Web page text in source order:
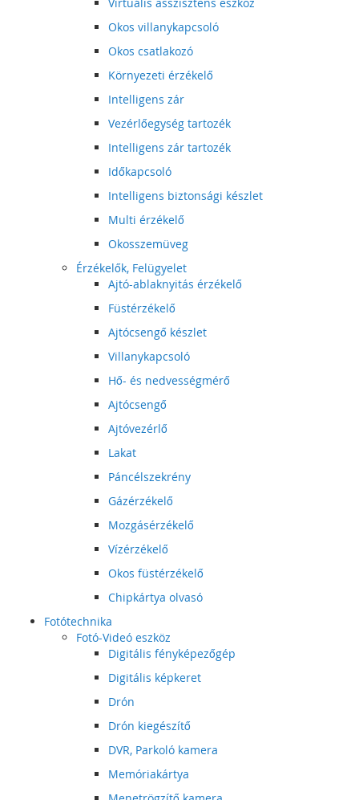
Okos villanykapcsoló
Okos csatlakozó
Környezeti érzékelő
Intelligens zár
Vezérlőegység tartozék
Intelligens zár tartozék
Időkapcsoló
Intelligens biztonsági készlet
Multi érzékelő
Okosszemüveg
Érzékelők, Felügyelet
Ajtó-ablaknyitás érzékelő
Füstérzékelő
Ajtócsengő készlet
Villanykapcsoló
Hő- és nedvességmérő
Ajtócsengő
Ajtóvezérlő
Lakat
Páncélszekrény
Gázérzékelő
Mozgásérzékelő
Vízérzékelő
Okos füstérzékelő
Chipkártya olvasó
Fotótechnika
Fotó-Videó eszköz
Digitális fényképezőgép
Digitális képkeret
Drón
Drón kiegészítő
DVR, Parkoló kamera
Memóriakártya